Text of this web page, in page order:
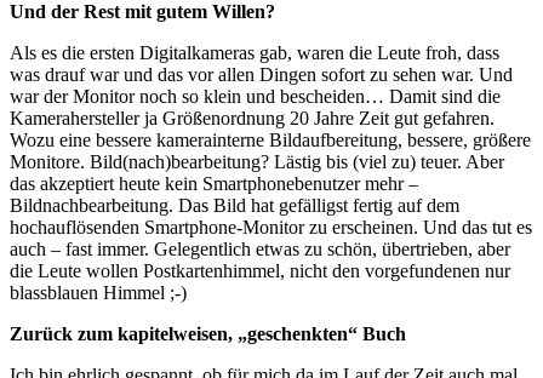
Und der Rest mit gutem Willen?
Als es die ersten Digitalkameras gab, waren die Leute froh, dass
was drauf war und das vor allen Dingen sofort zu sehen war. Und
war der Monitor noch so klein und bescheiden… Damit sind die
Kamerahersteller ja Größenordnung 20 Jahre Zeit gut gefahren.
Wozu eine bessere kamerainterne Bildaufbereitung, bessere, größere
Monitore. Bild(nach)bearbeitung? Lästig bis (viel zu) teuer. Aber
das akzeptiert heute kein Smartphonebenutzer mehr –
Bildnachbearbeitung. Das Bild hat gefälligst fertig auf dem
hochauflösenden Smartphone-Monitor zu erscheinen. Und das tut es
auch – fast immer. Gelegentlich etwas zu schön, übertrieben, aber
die Leute wollen Postkartenhimmel, nicht den vorgefundenen nur
blassblauen Himmel ;-)
Zurück zum kapitelweisen, „geschenkten“ Buch